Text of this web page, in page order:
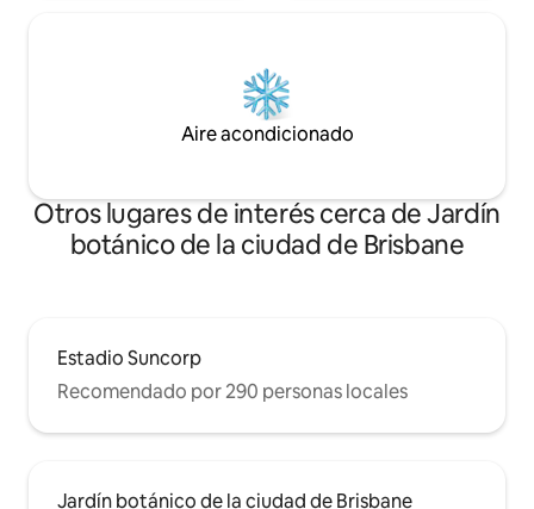
Aire acondicionado
Otros lugares de interés cerca de Jardín
botánico de la ciudad de Brisbane
Estadio Suncorp
Recomendado por 290 personas locales
Jardín botánico de la ciudad de Brisbane